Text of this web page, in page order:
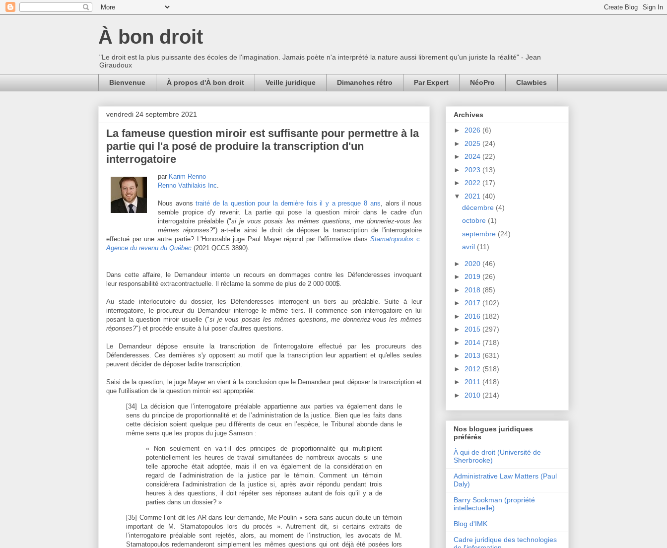
À bon droit
"Le droit est la plus puissante des écoles de l'imagination. Jamais poète n'a interprété la nature aussi librement qu'un juriste la réalité" - Jean
Giraudoux
Bienvenue À propos d'À bon droit Veille juridique Dimanches rétro Par Expert NéoPro Clawbies
vendredi 24 septembre 2021
La fameuse question miroir est suffisante pour permettre à la
partie qui l'a posé de produire la transcription d'un
interrogatoire
par Karim Renno
Renno Vathilakis Inc
Nous avonstraité de la question pour la dernière fois il y a presque 8 ans , alors il nous
semble propice d'y revenir. La partie qui pose la question miroir dans le cadre d'un
interrogatoire préalable ("si je vous posais les mêmes questions, me donneriez-vous les
mêmes réponses?") a-t-elle ainsi le droit de déposer la transcription de l'interrogatoire
effectué par une autre partie? L'Honorable juge Paul Mayer répond par l'affirmative dansStamatopoulosc.
Agence du revenu du Québec (2021 QCCS 3890).
Dans cette affaire, le Demandeur intente un recours en dommages contre les Défenderesses invoquant
leur responsabilité extracontractuelle. Il réclame la somme de plus de 2 000 000$.
Au stade interlocutoire du dossier, les Défenderesses interrogent un tiers au préalable. Suite à leur
interrogatoire, le procureur du Demandeur interroge le même tiers. Il commence son interrogatoire en lui
posant la question miroir usuelle ("si je vous posais les mêmes questions, me donneriez-vous les mêmes
réponses?") et procède ensuite à lui poser d'autres questions.
Le Demandeur dépose ensuite la transcription de l'interrogatoire effectué par les procureurs des
Défenderesses. Ces dernières s'y opposent au motif que la transcription leur appartient et qu'elles seules
peuvent décider de déposer ladite transcription.
Saisi de la question, le juge Mayer en vient à la conclusion que le Demandeur peut déposer la transcription et
que l'utilisation de la question mirroir est appropriée:
[34] La décision que l’interrogatoire préalable appartienne aux parties va également dans le
sens du principe de proportionnalité et de l’administration de la justice. Bien que les faits dans
cette décision soient quelque peu différents de ceux en l’espèce, le Tribunal abonde dans le
même sens que les propos du juge Samson :
« Non seulement en va-t-il des principes de proportionnalité qui multiplient
potentiellement les heures de travail simultanées de nombreux avocats si une
telle approche était adoptée, mais il en va également de la considération en
regard de l’administration de la justice par le témoin. Comment un témoin
considèrera l’administration de la justice si, après avoir répondu pendant trois
heures à des questions, il doit répéter ses réponses autant de fois qu’il y a de
parties dans un dossier? »
[35] Comme l’ont dit les AR dans leur demande, Me Poulin « sera sans aucun doute un témoin
important de M. Stamatopoulos lors du procès ». Autrement dit, si certains extraits de
l’interrogatoire préalable sont rejetés, alors, au moment de l’instruction, les avocats de M.
Stamatopoulos redemanderont simplement les mêmes questions qui ont déjà été posées lors
Archives
► 2026 (6)
► 2025 (24)
► 2024 (22)
► 2023 (13)
► 2022 (17)
▼ 2021 (40)
décembre (4)
octobre (1)
septembre (24)
avril (11)
► 2020 (46)
► 2019 (26)
► 2018 (85)
► 2017 (102)
► 2016 (182)
► 2015 (297)
► 2014 (718)
► 2013 (631)
► 2012 (518)
► 2011 (418)
► 2010 (214)
Nos blogues juridiques
préférés
À qui de droit (Université de
Sherbrooke)
Administrative Law Matters (Paul
Daly)
Barry Sookman (propriété
intellectuelle)
Blog d'IMK
Cadre juridique des technologies